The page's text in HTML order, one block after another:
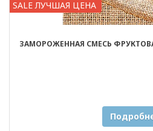
SALE ЛУЧШАЯ ЦЕНА
ЗАМОРОЖЕННАЯ СМЕСЬ